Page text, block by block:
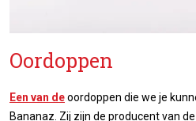
Oordoppen
Een van deoordoppen die we je
Bananaz. Zij zijn de producent van de